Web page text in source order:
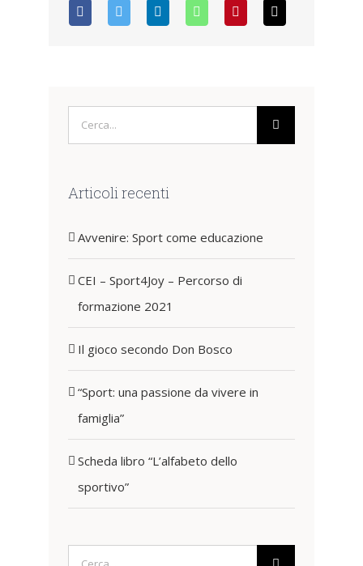
Cerca
per:
Articoli recenti
Avvenire: Sport come educazione
CEI – Sport4Joy – Percorso di
formazione 2021
Il gioco secondo Don Bosco
“Sport: una passione da vivere in
famiglia”
Scheda libro “L’alfabeto dello
sportivo”
Cerca